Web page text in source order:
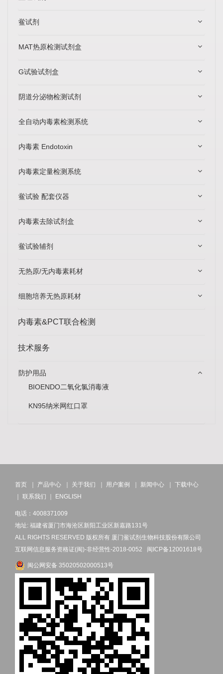
鲎试剂
MAT热原检测试剂盒
G试验试剂盒
阴道分泌物检测试剂
全自动内毒素检测系统
内毒素 Endotoxin
内毒素定量检测系统
鲎试验 配套仪器
内毒素去除试剂盒
鲎试验辅剂
无热原/无内毒素耗材
细胞培养无热原耗材
内毒素&PCT联合检测
技术服务
防护用品
BIOENDO二氧化氯消毒液
KN95纳米网红口罩
首页 产品中心 关于我们 用户案例 新闻中心
下载中心
联系我们 ENGLISH
电话：4008371009
地址: 福建省厦门市海沧区新阳工业区新嘉路131号
ALL RIGHTS RESERVED 版权所有 厦门鲎试剂生物科技股份有限公司
互联网信息服务资格证(闽)-非经营性-2018-0052 闽ICP备12001618号
闽公网安备 35020502000513号